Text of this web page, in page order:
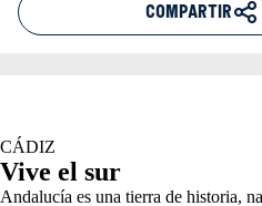
COMPARTIR
CÁDIZ
Vive el sur
Andalucía es una tierra de historia,